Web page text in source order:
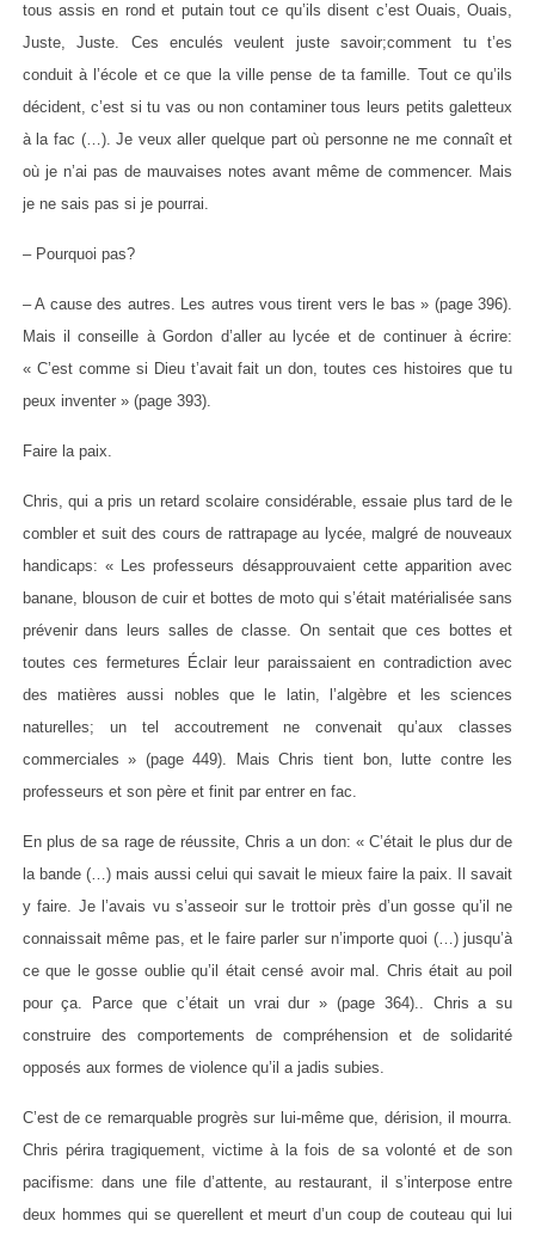
tous assis en rond et putain tout ce qu’ils disent c’est Ouais, Ouais,
Juste, Juste. Ces enculés veulent juste savoir;comment tu t’es
conduit à l’école et ce que la ville pense de ta famille. Tout ce qu’ils
décident, c’est si tu vas ou non contaminer tous leurs petits galetteux
à la fac (…). Je veux aller quelque part où personne ne me connaît et
où je n’ai pas de mauvaises notes avant même de commencer. Mais
je ne sais pas si je pourrai.
– Pourquoi pas?
– A cause des autres. Les autres vous tirent vers le bas » (page 396).
Mais il conseille à Gordon d’aller au lycée et de continuer à écrire:
« C’est comme si Dieu t’avait fait un don, toutes ces histoires que tu
peux inventer » (page 393).
Faire la paix.
Chris, qui a pris un retard scolaire considérable, essaie plus tard de le
combler et suit des cours de rattrapage au lycée, malgré de nouveaux
handicaps: « Les professeurs désapprouvaient cette apparition avec
banane, blouson de cuir et bottes de moto qui s’était matérialisée sans
prévenir dans leurs salles de classe. On sentait que ces bottes et
toutes ces fermetures Éclair leur paraissaient en contradiction avec
des matières aussi nobles que le latin, l’algèbre et les sciences
naturelles; un tel accoutrement ne convenait qu’aux classes
commerciales » (page 449). Mais Chris tient bon, lutte contre les
professeurs et son père et finit par entrer en fac.
En plus de sa rage de réussite, Chris a un don: « C’était le plus dur de
la bande (…) mais aussi celui qui savait le mieux faire la paix. Il savait
y faire. Je l’avais vu s’asseoir sur le trottoir près d’un gosse qu’il ne
connaissait même pas, et le faire parler sur n’importe quoi (…) jusqu’à
ce que le gosse oublie qu’il était censé avoir mal. Chris était au poil
pour ça. Parce que c’était un vrai dur » (page 364).. Chris a su
construire des comportements de compréhension et de solidarité
opposés aux formes de violence qu’il a jadis subies.
C’est de ce remarquable progrès sur lui-même que, dérision, il mourra.
Chris périra tragiquement, victime à la fois de sa volonté et de son
pacifisme: dans une file d’attente, au restaurant, il s’interpose entre
deux hommes qui se querellent et meurt d’un coup de couteau qui lui